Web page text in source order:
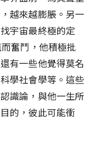
越來越膨脹。另一
宇宙最終極的定
奮鬥，他積極批
有一些他覺得莫名
學社會學等。這些
識論，與他一生所
的，彼此可能衝